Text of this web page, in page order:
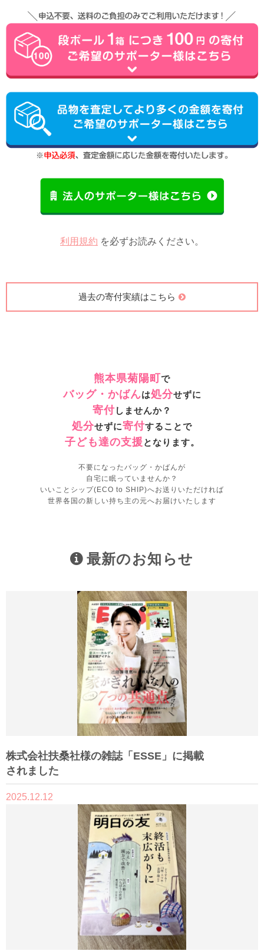
利用規約 を必ずお読みください。
過去の寄付実績はこちら
熊本県菊陽町 で
バッグ・かばんは処分せずに
寄付しませんか？
処分せずに寄付することで
子ども達の支援 となります。
不要になったバッグ・かばんが
自宅に眠っていませんか？
いいことシップ(ECO to SHIP)へお送りいただければ
世界各国の新しい持ち主の元へお届けいたします
最新のお知らせ
株式会社扶桑社様の雑誌「ESSE」に掲載
されました
2025.12.12